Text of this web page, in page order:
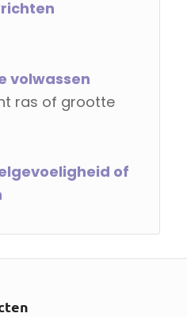
volwassen
ras of grootte
of